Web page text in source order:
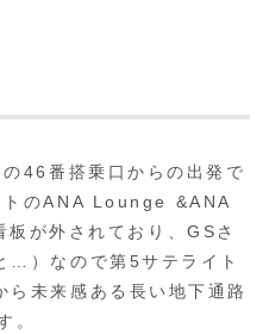
46番搭乗口からの出発で
トのANA Lounge &ANA
が外されており、GSさ
…）なので第5サテライト
ら未来感ある長い地下通路
。